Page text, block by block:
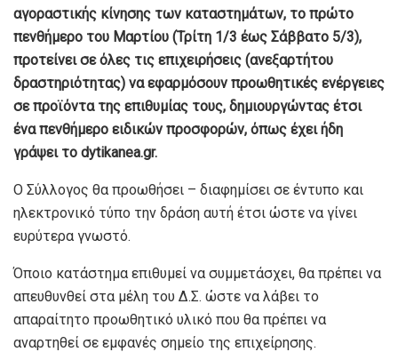
αγοραστικής κίνησης των καταστημάτων, το πρώτο
πενθήμερο του Μαρτίου (Τρίτη 1/3 έως Σάββατο 5/3),
προτείνει σε όλες τις επιχειρήσεις (ανεξαρτήτου
δραστηριότητας) να εφαρμόσουν προωθητικές ενέργειες
σε προϊόντα της επιθυμίας τους, δημιουργώντας έτσι
ένα πενθήμερο ειδικών προσφορών, όπως έχει ήδη
γράψει το dytikanea.gr.
Ο Σύλλογος θα προωθήσει – διαφημίσει σε έντυπο και
ηλεκτρονικό τύπο την δράση αυτή έτσι ώστε να γίνει
ευρύτερα γνωστό.
Όποιο κατάστημα επιθυμεί να συμμετάσχει, θα πρέπει να
απευθυνθεί στα μέλη του Δ.Σ. ώστε να λάβει το
απαραίτητο προωθητικό υλικό που θα πρέπει να
αναρτηθεί σε εμφανές σημείο της επιχείρησης.